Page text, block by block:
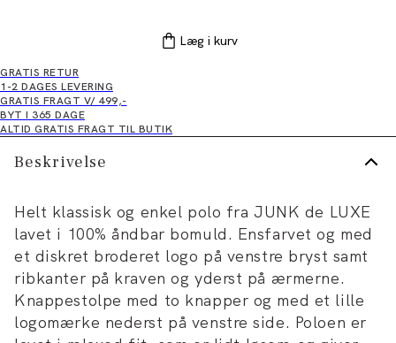
Læg i kurv
GRATIS RETUR
1-2 DAGES LEVERING
GRATIS FRAGT V/ 499,-
BYT I 365 DAGE
ALTID GRATIS FRAGT TIL BUTIK
Beskrivelse
Helt klassisk og enkel polo fra JUNK de LUXE
lavet i 100% åndbar bomuld. Ensfarvet og med
et diskret broderet logo på venstre bryst samt
ribkanter på kraven og yderst på ærmerne.
Knappestolpe med to knapper og med et lille
logomærke nederst på venstre side. Poloen er